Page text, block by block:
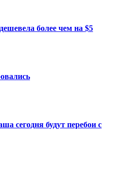
более чем на $5
сегодня будут перебои с